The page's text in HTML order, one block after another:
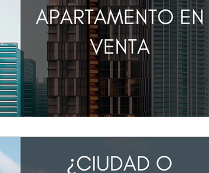
Ordenamiento Territorial Urbanismo
auge del comercio internacional Planos